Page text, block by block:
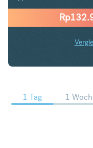
Rp
DKK
1 Tag 1